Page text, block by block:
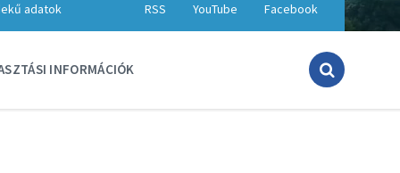
Facebook
YouTube
RSS
adatok
INFORMÁCIÓK